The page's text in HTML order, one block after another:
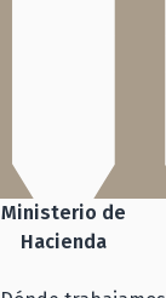
Ministerio de
Hacienda